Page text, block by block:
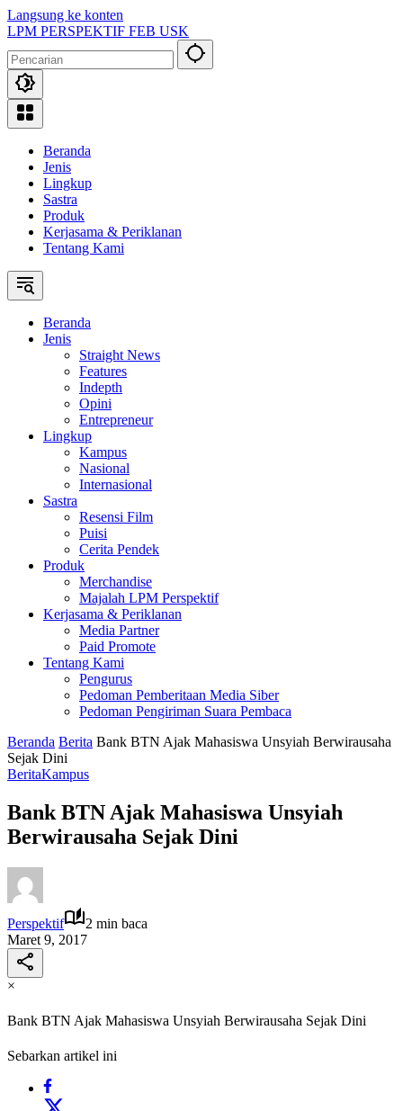
Langsung ke konten
LPM PERSPEKTIF FEB USK
Beranda
Jenis
Lingkup
Sastra
Produk
Kerjasama & Periklanan
Tentang Kami
Beranda
Jenis
Straight News
Features
Indepth
Opini
Entrepreneur
Lingkup
Kampus
Nasional
Internasional
Sastra
Resensi Film
Puisi
Cerita Pendek
Produk
Merchandise
Majalah LPM Perspektif
Kerjasama & Periklanan
Media Partner
Paid Promote
Tentang Kami
Pengurus
Pedoman Pemberitaan Media Siber
Pedoman Pengiriman Suara Pembaca
Beranda Berita Bank BTN Ajak Mahasiswa Unsyiah Berwirausaha
Sejak Dini
BeritaKampus
Bank BTN Ajak Mahasiswa Unsyiah
Berwirausaha Sejak Dini
Perspektif
2 min baca
Maret 9, 2017
×
Bank BTN Ajak Mahasiswa Unsyiah Berwirausaha Sejak Dini
Sebarkan artikel ini